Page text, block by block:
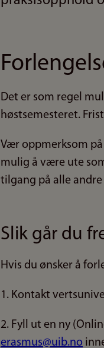
Det er som regel
høstsemesteret.
Vær oppmerksom
mulig å være ute
tilgang på alle
Slik går du
Hvis du ønsker å
1. Kontakt
2. Fyll ut en ny
erasmus@uib.no